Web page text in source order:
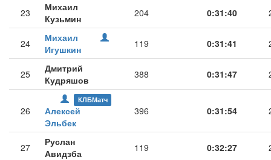
23
Михаил
Кузьмин
204 0:31:40
24
Михаил
Игушкин
119 0:31:41
25
Дмитрий
Кудряшов
388 0:31:47
26
КЛБМатч
Алексей
Эльбек
396 0:31:54
27
Руслан
Авидзба
119 0:32:27